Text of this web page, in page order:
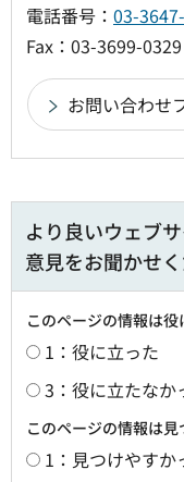
電話番号： 03-
Fax：03-3699-0329
より良いウェブ
意見をお聞かせ
このページの情報は役
1：役に立った
3：役に立たなか
このページの情報は
1：見つけやすか